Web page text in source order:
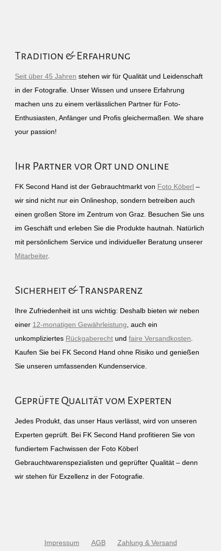
Tradition & Erfahrung
Seit über 45 Jahren stehen wir für Qualität und Leidenschaft
in der Fotografie. Unser Wissen und unsere Erfahrung
machen uns zu einem verlässlichen Partner für Foto-
Enthusiasten, Anfänger und Profis gleichermaßen. We share
your passion!
Ihr Partner vor Ort und online
FK Second Hand ist der Gebrauchtmarkt von Foto Köberl –
wir sind nicht nur ein Onlineshop, sondern betreiben auch
einen großen Store im Zentrum von Graz. Besuchen Sie uns
im Geschäft und erleben Sie die Produkte hautnah. Natürlich
mit persönlichem Service und individueller Beratung unserer
Mitarbeiter.
Sicherheit & Transparenz
Ihre Zufriedenheit ist uns wichtig: Deshalb bieten wir neben
einer 12-monatigen Gewährleistung , auch ein
unkompliziertes Rückgaberecht und faire Versandkosten
Kaufen Sie bei FK Second Hand ohne Risiko und genießen
Sie unseren umfassenden Kundenservice.
Geprüfte Qualität vom Experten
Jedes Produkt, das unser Haus verlässt, wird von unseren
Experten geprüft. Bei FK Second Hand profitieren Sie von
fundiertem Fachwissen der Foto Köberl
Gebrauchtwarenspezialisten und geprüfter Qualität – denn
wir stehen für Exzellenz in der Fotografie.
Impressum AGB Zahlung & Versand